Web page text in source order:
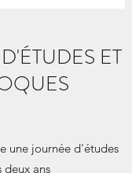
ET
une journée d'études
deux ans